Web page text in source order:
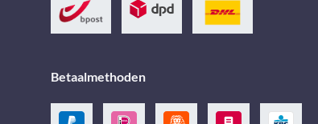
Betaalmethoden